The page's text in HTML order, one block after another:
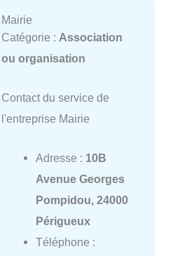
Mairie
Catégorie : Association
ou organisation
Contact du service de
l'entreprise Mairie
Adresse : 10B
Avenue Georges
Pompidou, 24000
Périgueux
Téléphone :